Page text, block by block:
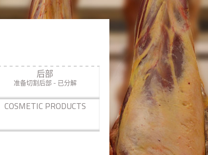
日本語
Русский
后部
准备切割后部 - 已分解
COSMETIC PRODUCTS